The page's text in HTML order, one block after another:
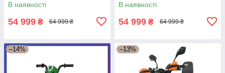
В наявності
54 999 ₴ 64 999 ₴
В наявності
54 999 ₴ 64 999 ₴
–14% –13%